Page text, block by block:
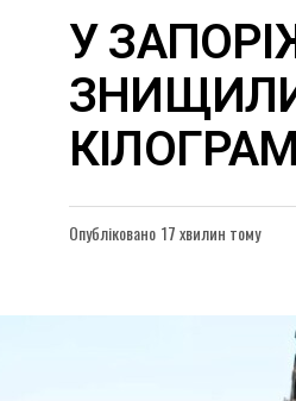
У
ЗНИЩИЛИ
Опубліковано 17 хвилин тому